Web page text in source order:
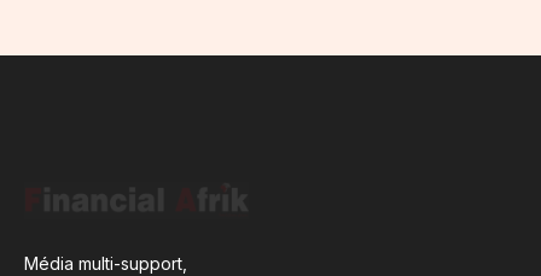
Média multi-support,